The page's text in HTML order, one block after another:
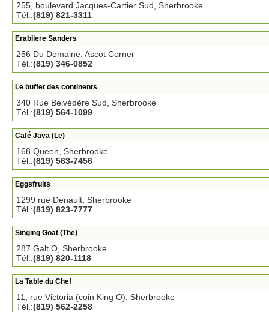
255, boulevard Jacques-Cartier Sud, Sherbrooke
Tél.:(819) 821-3311
Erabliere Sanders
256 Du Domaine, Ascot Corner
Tél.:(819) 346-0852
Le buffet des continents
340 Rue Belvédère Sud, Sherbrooke
Tél.:(819) 564-1099
Café Java (Le)
168 Queen, Sherbrooke
Tél.:(819) 563-7456
Eggsfruits
1299 rue Denault, Sherbrooke
Tél.:(819) 823-7777
Singing Goat (The)
287 Galt O, Sherbrooke
Tél.:(819) 820-1118
La Table du Chef
11, rue Victoria (coin King O), Sherbrooke
Tél.:(819) 562-2258